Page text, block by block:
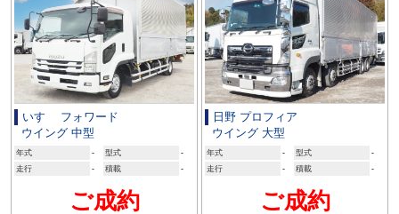
いすゞ フォワード
ウイング 中型
年式 - 型式
-
走行
- 積載 -
ご成約
日野 プロフィア
ウイング 大型
年式 - 型式
-
走行
- 積載 -
ご成約